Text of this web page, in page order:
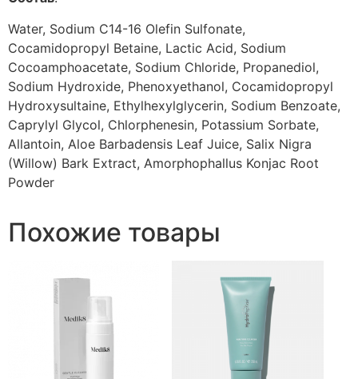
Water, Sodium C14-16 Olefin Sulfonate,
Cocamidopropyl Betaine, Lactic Acid, Sodium
Cocoamphoacetate, Sodium Chloride, Propanediol,
Sodium Hydroxide, Phenoxyethanol, Cocamidopropyl
Hydroxysultaine, Ethylhexylglycerin, Sodium Benzoate,
Caprylyl Glycol, Chlorphenesin, Potassium Sorbate,
Allantoin, Aloe Barbadensis Leaf Juice, Salix Nigra
(Willow) Bark Extract, Amorphophallus Konjac Root
Powder
Похожие товары